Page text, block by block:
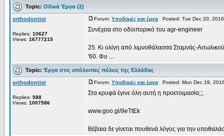
Topic: Οδικά Έργα (2)
orthodontist
Replies: 10627
Views: 16777215
Forum: Υποδομές και έργα Posted: Tue Dec 20,
Συνέχεια στο οδοιπορικό του agr-engineer
25. Κι ολίγη από λιμνοθάλασσα Σταμνάς-
'60. Φυ ...
Topic: Έργα στις υπόλοιπες πόλεις της Ελλάδας
orthodontist
Replies: 588
Views: 1007586
Forum: Υποδομές και έργα Posted: Mon Dec 19,
Στα κρυφά έγινε όλη αυτή η προετοιμασία;;;
www.goo.gl/9eTtEk
Βέβαια δε γίνεται πουθενά λόγος για την